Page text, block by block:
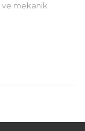
ve mekanik